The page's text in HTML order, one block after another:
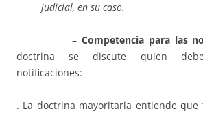
judicial, en su caso.
–Competencia para las
doctrina se discute quien
notificaciones:
. La doctrina mayoritaria entiende que